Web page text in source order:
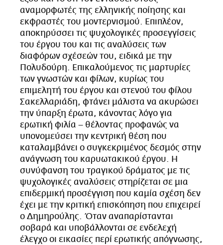
αναμορφωτές της ελληνικής ποίησης και
εκφραστές του μοντερνισμού. Επιπλέον,
αποκηρύσσει τις ψυχολογικές προσεγγίσεις
του έργου του και τις αναλύσεις των
διαφόρων σχέσεών του, ειδικά με την
Πολυδούρη. Επικαλούμενος τις μαρτυρίες
των γνωστών και φίλων, κυρίως του
επιμελητή του έργου και στενού του φίλου
Σακελλαριάδη, φτάνει μάλιστα να ακυρώσει
την ύπαρξη έρωτα, κάνοντας λόγο για
ερωτική φιλία – θέλοντας προφανώς να
υπονομεύσει την κεντρική θέση που
καταλαμβάνει ο συγκεκριμένος δεσμός στην
ανάγνωση του καρυωτακικού έργου. Η
συνύφανση του τραγικού δράματος με τις
ψυχολογικές αναλύσεις στηρίζεται σε μια
επιδερμική προσέγγιση που καμία σχέση δεν
έχει με την κριτική επισκόπηση που επιχειρεί
ο Δημηρούλης. Όταν αναπαρίστανται
σοβαρά και υποβάλλονται σε ενδελεχή
έλεγχο οι εικασίες περί ερωτικής απόγνωσης,